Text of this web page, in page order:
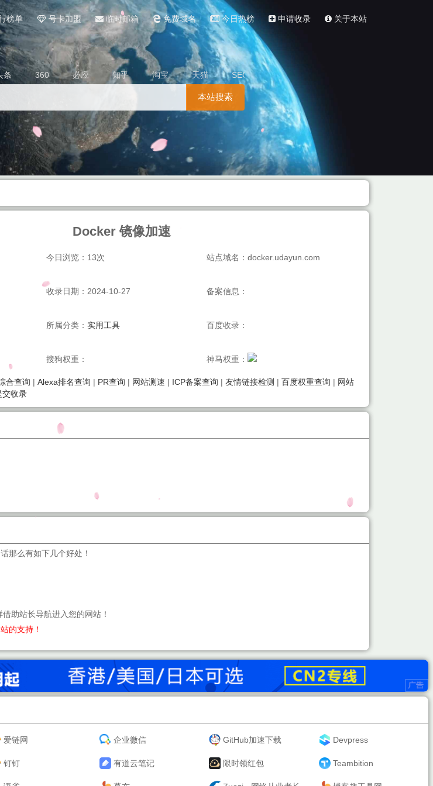
榜单 号卡加盟 临时邮箱 免费域名 今日热榜 申请收录 关于本站
条 360 必应 知乎 淘宝 天猫 SEO
本站搜索
Docker 镜像加速
今日浏览：13次 站点域名：docker.udayun.com
收录日期：2024-10-27 备案信息：
所属分类： 实用工具 百度收录：
搜狗权重： 神马权重：
合查询 | Alexa排名查询 | PR查询 | 网站测速 | ICP备案查询 | 友情链接检测 | 百度权重查询 | 网站
交收录
那么有如下几个好处！
助站长导航进入您的网站！
的支持！
爱链网 企业微信 GitHub加速下载 Devpress
钉钉 有道云笔记 限时领红包 Teambition